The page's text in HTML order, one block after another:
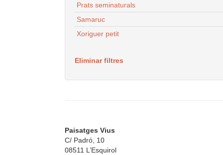
Prats seminaturals
Samaruc
Xoriguer petit
Eliminar filtres
Paisatges Vius
C/ Padró, 10
08511 L’Esquirol